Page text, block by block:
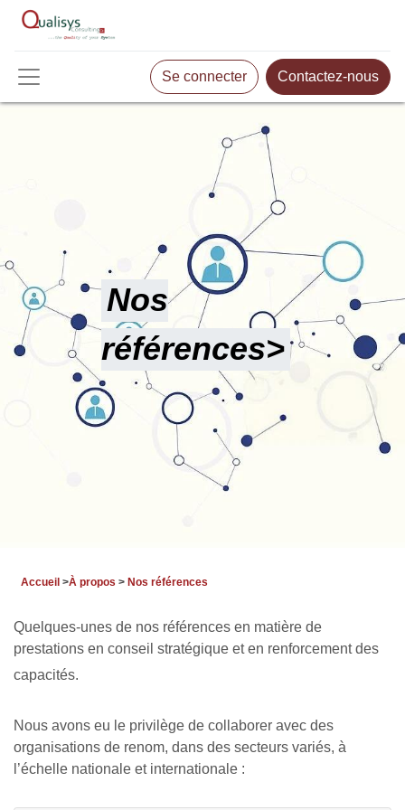
Se connecter Contactez-nous
Nos
références>
Accueil >À propos > Nos références
Quelques-unes de nos références en matière de
prestations en conseil stratégique et en renforcement des
capacités.
Nous avons eu le privilège de collaborer avec des
organisations de renom, dans des secteurs variés, à
l’échelle nationale et internationale :